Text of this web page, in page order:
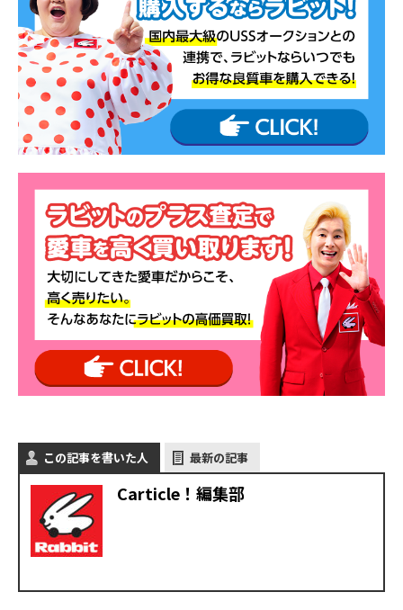
この記事を書いた人 最新の記事
Carticle！編集部